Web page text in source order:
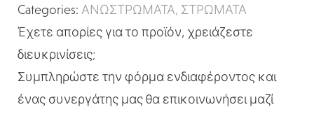
Categories: ΑΝΩΣΤΡΩΜΑΤΑ, ΣΤΡΩΜΑΤΑ
Έχετε απορίες για το προϊόν, χρειάζεστε
διευκρινίσεις;
Συμπληρώστε την φόρμα ενδιαφέροντος και
ένας συνεργάτης μας θα επικοινωνήσει μαζί